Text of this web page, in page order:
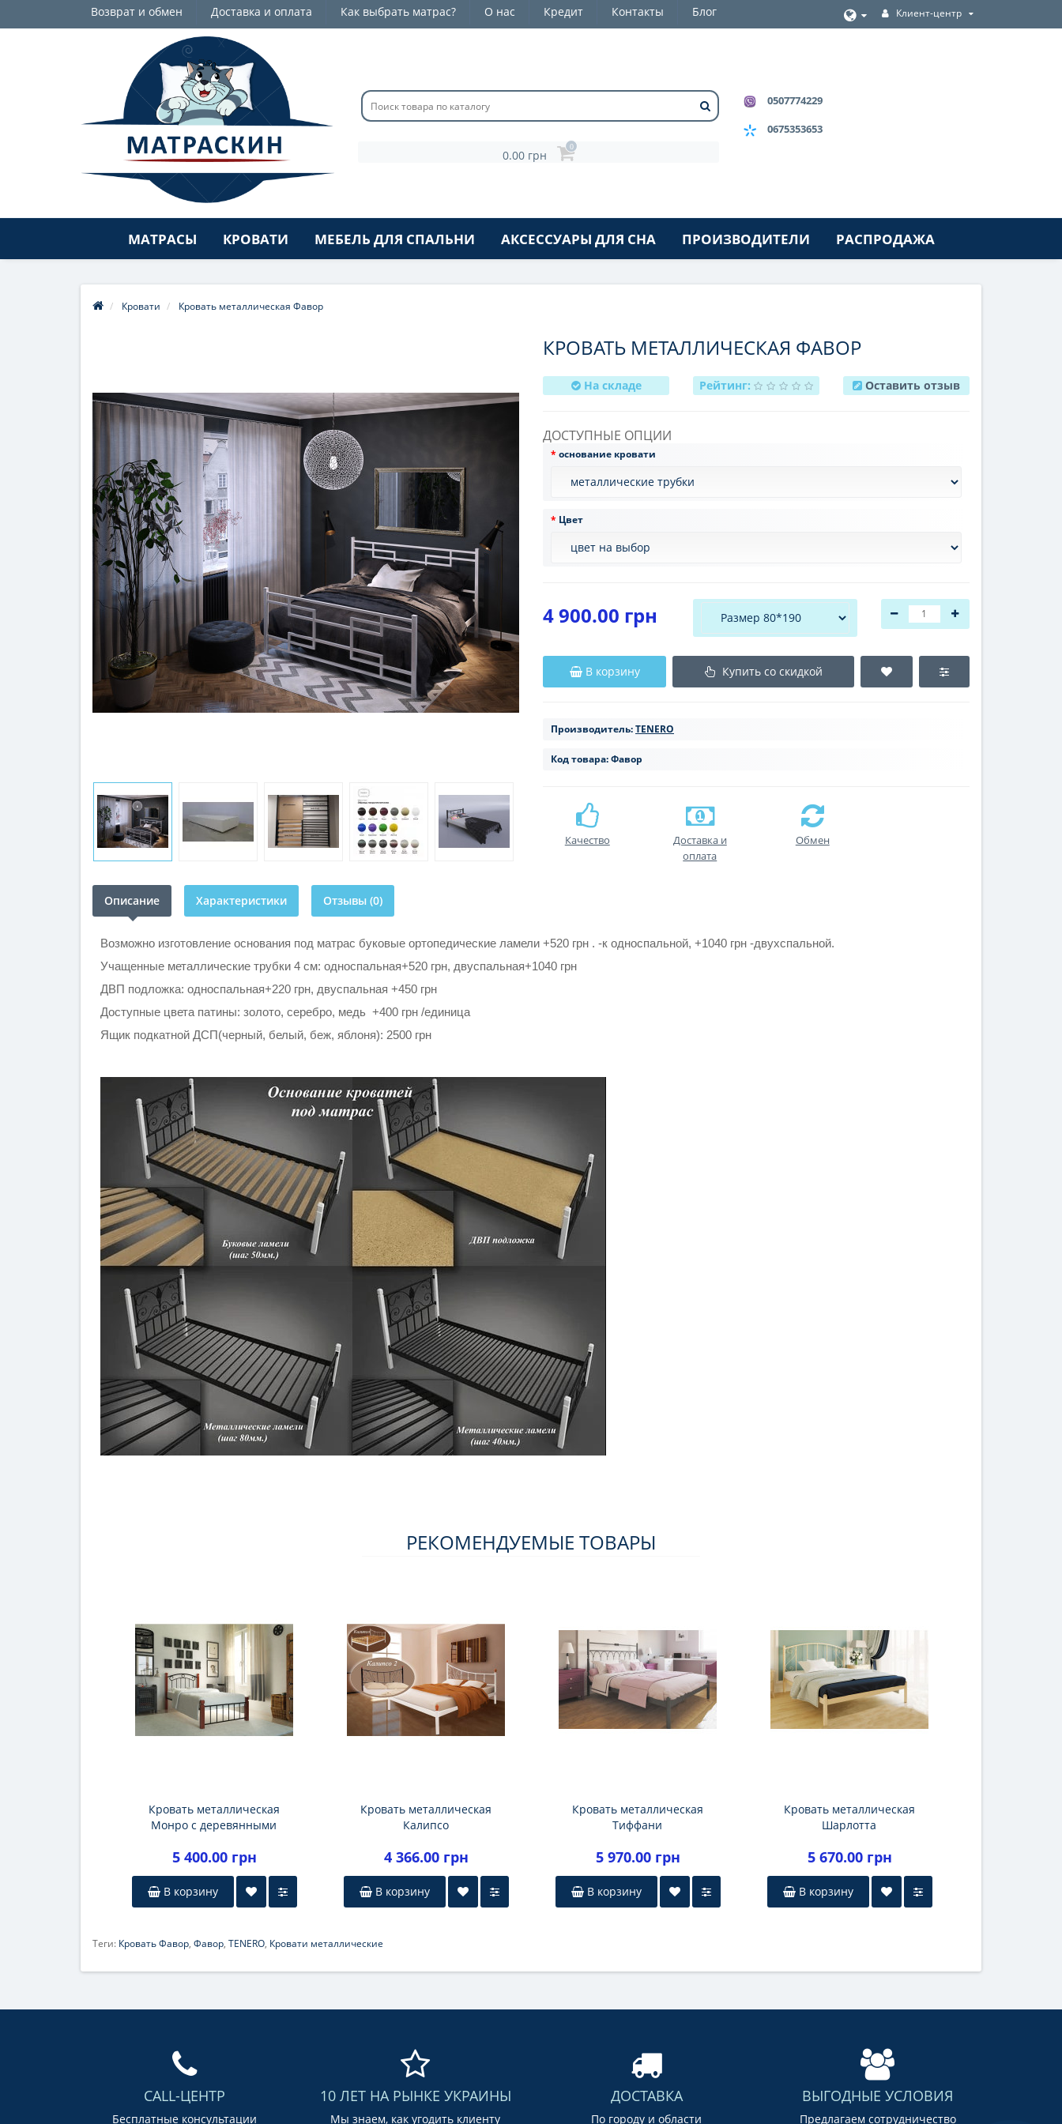
Возврат и обмен Доставка и оплата Как выбрать матрас? О нас Кредит Контакты Блог Клиент-центр
0.00 грн
0
0507774229
0675353653
МАТРАСЫ КРОВАТИ МЕБЕЛЬ ДЛЯ СПАЛЬНИ АКСЕССУАРЫ ДЛЯ СНА ПРОИЗВОДИТЕЛИ РАСПРОДАЖА
Кровати Кровать металлическая Фавор
КРОВАТЬ МЕТАЛЛИЧЕСКАЯ ФАВОР
На складе Рейтинг: Оставить отзыв
ДОСТУПНЫЕ ОПЦИИ
основание кровати
Цвет
4 900.00 грн
В корзину Купить со скидкой
Производитель:TENERO
Код товара:Фавор
Качество
Доставка и
оплата
Обмен
Описание Характеристики Отзывы (0)
Возможно изготовление основания под матрас буковые ортопедические ламели +520 грн . -к односпальной, +1040 грн -двухспальной.
Учащенные металлические трубки 4 см: односпальная+520 грн, двуспальная+1040 грн
ДВП подложка: односпальная+220 грн, двуспальная +450 грн
Доступные цвета патины: золото, серебро, медь +400 грн /единица
Ящик подкатной ДСП(черный, белый, беж, яблоня): 2500 грн
РЕКОМЕНДУЕМЫЕ ТОВАРЫ
Кровать металлическая
Монро с деревянными
5 400.00 грн
В корзину
Кровать металлическая
Калипсо
4 366.00 грн
В корзину
Кровать металлическая
Тиффани
5 970.00 грн
В корзину
Кровать металлическая
Шарлотта
5 670.00 грн
В корзину
Теги: Кровать Фавор, Фавор, TENERO, Кровати металлические
CALL-ЦЕНТР
Бесплатные консультации
10 ЛЕТ НА РЫНКЕ УКРАИНЫ
Мы знаем, как угодить клиенту
ДОСТАВКА
По городу и области
ВЫГОДНЫЕ УСЛОВИЯ
Предлагаем сотрудничество